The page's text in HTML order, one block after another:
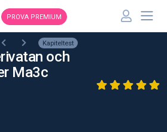
PROVA PREMIUM
Kapiteltest
och
Ma3c